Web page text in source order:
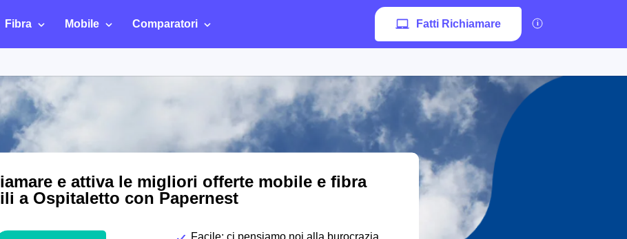
Fibra Mobile Comparatori Fatti Richiamare